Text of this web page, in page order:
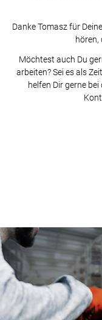
Danke Tomasz für
hören,
Möchtest auch Du
arbeiten? Sei es als
helfen Dir gerne